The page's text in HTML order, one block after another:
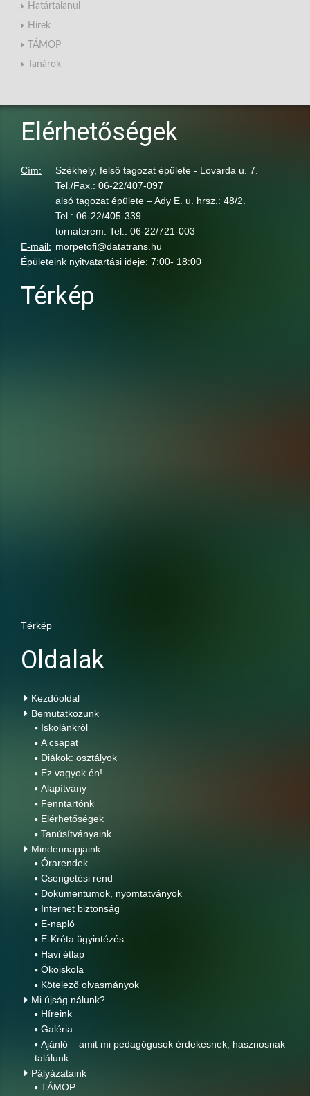
Határtalanul
Hírek
TÁMOP
Tanárok
Elérhetőségek
Cím:
Székhely, felső tagozat épülete - Lovarda u. 7.
Tel./Fax.: 06-22/407-097
alsó tagozat épülete – Ady E. u. hrsz.: 48/2.
Tel.: 06-22/405-339
tornaterem: Tel.: 06-22/721-003
E-mail: morpetofi@datatrans.hu
Épületeink nyitvatartási ideje: 7:00- 18:00
Térkép
Térkép
Oldalak
Kezdőoldal
Bemutatkozunk
Iskolánkról
A csapat
Diákok: osztályok
Ez vagyok én!
Alapítvány
Fenntartónk
Elérhetőségek
Tanúsítványaink
Mindennapjaink
Órarendek
Csengetési rend
Dokumentumok, nyomtatványok
Internet biztonság
E-napló
E-Kréta ügyintézés
Havi étlap
Ökoiskola
Kötelező olvasmányok
Mi újság nálunk?
Híreink
Galéria
Ajánló – amit mi pedagógusok érdekesnek, hasznosnak
találunk
Pályázataink
TÁMOP